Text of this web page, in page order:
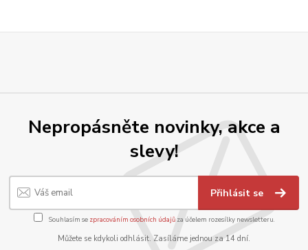
Nepropásněte novinky, akce a
slevy!
Přihlásit se
Souhlasím se zpracováním osobních údajůza účelem rozesílky newsletteru.
Můžete se kdykoli odhlásit. Zasíláme jednou za 14 dní.